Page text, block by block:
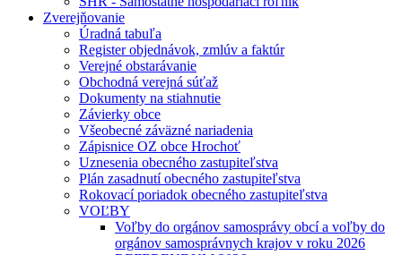
Zverejňovanie
Úradná tabuľa
Register objednávok, zmlúv a faktúr
Verejné obstarávanie
Obchodná verejná súťaž
Dokumenty na stiahnutie
Závierky obce
Všeobecné záväzné nariadenia
Zápisnice OZ obce Hrochoť
Uznesenia obecného zastupiteľstva
Plán zasadnutí obecného zastupiteľstva
Rokovací poriadok obecného zastupiteľstva
VOĽBY
Voľby do orgánov samosprávy obcí a voľby do
orgánov samosprávnych krajov v roku 2026